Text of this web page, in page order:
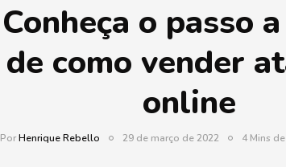
Conheça o passo
de como vender
online
PorHenrique Rebello 29 de março de 2022 4 Mins